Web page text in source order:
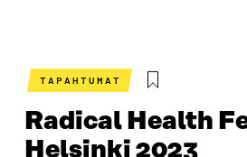
TAPAHTUMAT
Radical Health
Helsinki 2023